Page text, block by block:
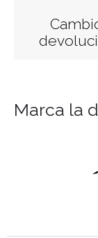
Marca la